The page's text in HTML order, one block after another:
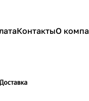
КонтактыО